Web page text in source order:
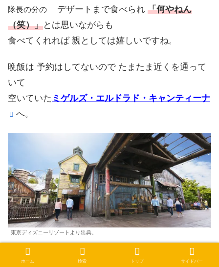
隊長の分の デザートまで食べられ 「何やねん
（笑）」とは思いながらも
食べてくれれば 親としては嬉しいですね。
晩飯は 予約はしてないので たまたま近くを通って
いて
空いていた ミゲルズ・エルドラド・キャンティーナ
へ。
東京ディズニーリゾートより出典。
その途中で パフォーマー
が書いたのでしょう
ホーム 検索 トップ サイドバー